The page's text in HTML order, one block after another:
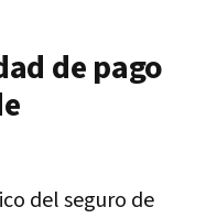
de pago
del seguro de